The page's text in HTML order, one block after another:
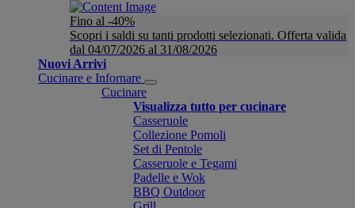
Fino al -40%
Scopri i saldi su tanti prodotti selezionati. Offerta valida
dal 04/07/2026 al 31/08/2026
Nuovi Arrivi
Cucinare e Infornare
Cucinare
Visualizza tutto per cucinare
Casseruole
Collezione Pomoli
Set di Pentole
Casseruole e Tegami
Padelle e Wok
BBQ Outdoor